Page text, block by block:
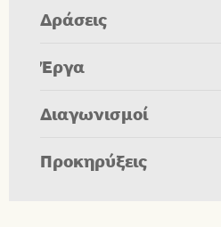
Δράσεις
Έργα
Διαγωνισμοί
Προκηρύξεις